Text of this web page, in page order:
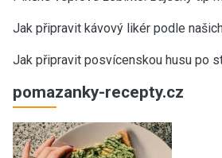
Jak připravit kávový likér podle
Jak připravit posvícenskou husu po
pomazanky-recepty.cz